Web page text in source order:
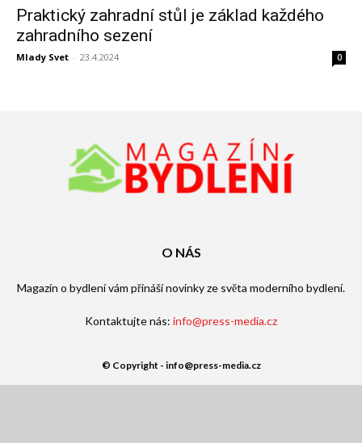
Praktický zahradní stůl je základ každého
zahradního sezení
Mlady Svet - 23.4.2024 0
O NÁS
Magazín o bydlení vám přináší novinky ze světa moderního bydlení.
Kontaktujte nás: info@press-media.cz
© Copyright - info@press-media.cz